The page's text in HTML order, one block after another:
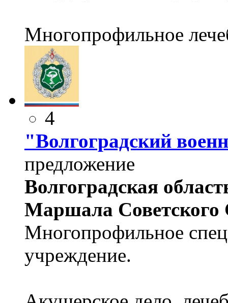
Многопрофильное
4
"Волгоградский
предложение
Волгоградская
Маршала
Многопрофильное
учреждение.